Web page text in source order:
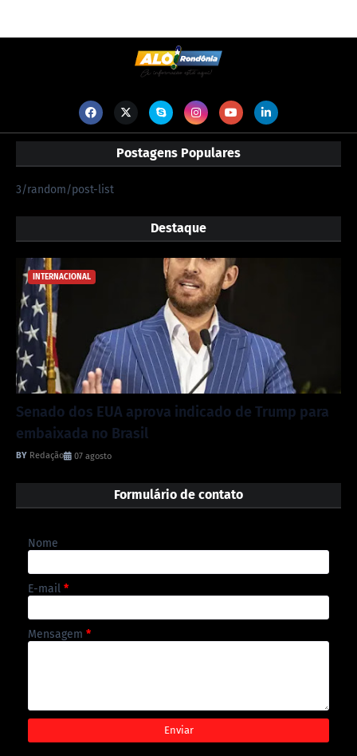
Postagens Populares
3/random/post-list
Destaque
INTERNACIONAL
Senado dos EUA aprova indicado de Trump para
embaixada no Brasil
Redação 07 agosto
Formulário de contato
Nome
E-mail *
Mensagem *